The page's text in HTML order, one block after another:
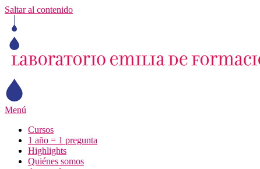
Saltar al contenido
Menú
Cursos
1 año = 1 pregunta
Highlights
Quiénes somos